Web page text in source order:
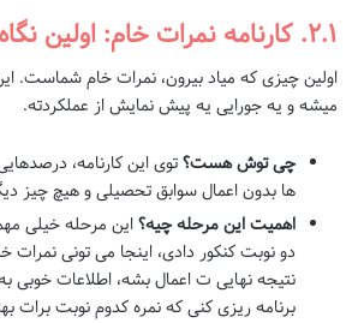
۲.۱. کارنامه نمرات خام: اولین نگاه به عملکردت!
اولین چیزی که میاد بیرون، نمرات خام شماست.
میشه و یه جورایی یه پیش نمایش از عملکردته.
چی توش هست؟توی این کارنامه،
ها بدون اعمال سوابق تحصیلی و هیچ چیز
اهمیت این مرحله چیه؟این مرحله خیلی
دو نوبت کنکور دادی، اینجا می تونی نمرات
نتیجه نهایی ت اعمال بشه، اطلاعات خوبی
برنامه ریزی کنی که نمره کدوم نوبت برات